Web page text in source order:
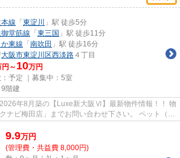
線 「 東淀川
」駅 徒歩5分
堂筋線 「 東三国 」駅 徒歩11分
東線 「 南吹田 」駅 徒歩16分
大阪市東淀川区西淡路 ４丁目
円～ 10万円
予定 ｜募集中： 5室
階建
年8月築の【Luxe新大阪Ⅵ】最新物件情報！！ 物
ナビ梅田店」までお問い合わせ下さい。 ペット（小
9.9万円
(管理費・共益費 8,000円)